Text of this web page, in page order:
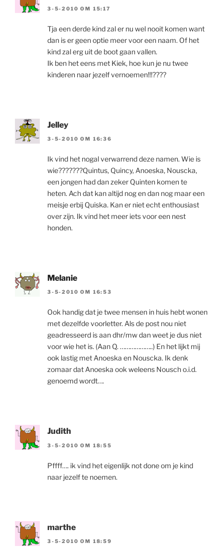
3-5-2010 OM 15:17
Tja een derde kind zal er nu wel nooit komen want
dan is er geen optie meer voor een naam. Of het
kind zal erg uit de boot gaan vallen.
Ik ben het eens met Kiek, hoe kun je nu twee
kinderen naar jezelf vernoemen!!!????
Jelley
3-5-2010 OM 16:36
Ik vind het nogal verwarrend deze namen. Wie is
wie???????Quintus, Quincy, Anoeska, Nouscka,
een jongen had dan zeker Quinten komen te
heten. Ach dat kan altijd nog en dan nog maar een
meisje erbij Quiska. Kan er niet echt enthousiast
over zijn. Ik vind het meer iets voor een nest
honden.
Melanie
3-5-2010 OM 16:53
Ook handig dat je twee mensen in huis hebt wonen
met dezelfde voorletter. Als de post nou niet
geadresseerd is aan dhr/mw dan weet je dus niet
voor wie het is. (Aan Q. ………………..) En het lijkt mij
ook lastig met Anoeska en Nouscka. Ik denk
zomaar dat Anoeska ook weleens Nousch o.i.d.
genoemd wordt….
Judith
3-5-2010 OM 18:55
Pffff…. ik vind het eigenlijk not done om je kind
naar jezelf te noemen.
marthe
3-5-2010 OM 18:59